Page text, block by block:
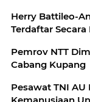
Herry Battileo-
Terdaftar
Pemrov NTT
Cabang Kupang
Pesawat TNI